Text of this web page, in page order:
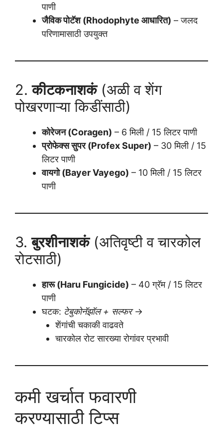
पाणी
जैविक पोटॅश (Rhodophyte आधारित) – जलद
परिणामासाठी उपयुक्त
2.कीटकनाशकं(अळी व शेंग
पोखरणाऱ्या किडींसाठी)
कोरेजन (Coragen) – 6 मिली / 15 लिटर पाणी
प्रोफेक्स सुपर (Profex Super) – 30 मिली / 15
लिटर पाणी
वायगो (Bayer Vayego) – 10 मिली / 15 लिटर
पाणी
3.बुरशीनाशकं(अतिवृष्टी व चारकोल
रोटसाठी)
हारू (Haru Fungicide) – 40 ग्रॅम / 15 लिटर
पाणी
घटक: टेबुकोनॅझॉल + सल्फर→
शेंगांची चकाकी वाढवते
चारकोल रोट सारख्या रोगांवर प्रभावी
कमी खर्चात फवारणी
करण्यासाठी टिप्स